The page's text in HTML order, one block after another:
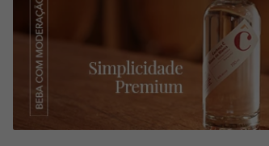
Pacalet
Ver Sacrum